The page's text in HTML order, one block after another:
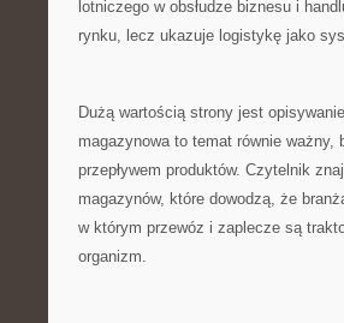
lotniczego w obsłudze biznesu i
rynku, lecz ukazuje logistykę jako
Dużą wartością strony jest
magazynowa to temat równie ważny,
przepływem produktów. Czytelnik
magazynów, które dowodzą, że
w którym przewóz i zaplecze są
organizm.